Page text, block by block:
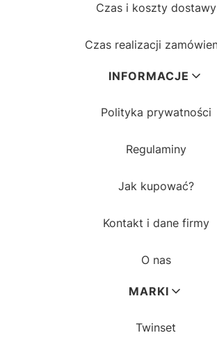
Czas i koszty dostawy
Czas realizacji
INFORMACJE
Polityka prywatności
Regulaminy
Jak kupować?
Kontakt i dane firmy
O nas
MARKI
Twinset